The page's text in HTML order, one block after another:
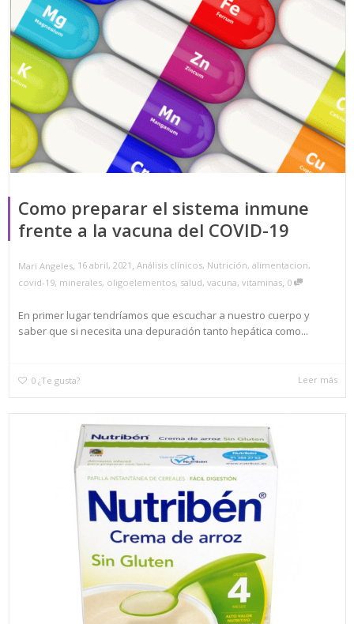
Como preparar el sistema inmune
frente a la vacuna del COVID-19
Mari Angeles, 16 abril, 2021 , Análisis clínicos, Nutrición, alimentacion,
covid-19, minerales, oligoelementos, salud, vacuna, vitaminas, 0
En primer lugar tendríamos que escuchar a nuestro cuerpo y
saber que si necesita una depuración tanto hepática como...
0 ¿Te gusta? Leer más